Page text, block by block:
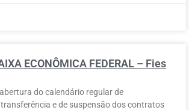
ECONÔMICA FEDERAL – Fies
do calendário regular de
e de suspensão dos contratos